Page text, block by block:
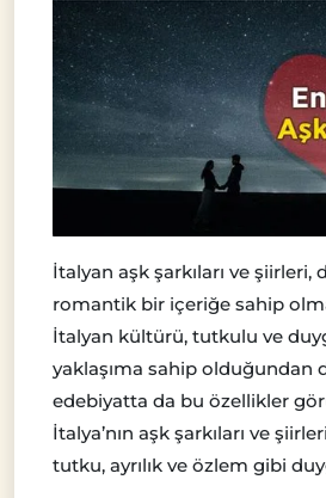
İtalyan aşk şarkıları ve şiirleri,
romantik bir içeriğe sahip
İtalyan kültürü, tutkulu ve
yaklaşıma sahip olduğundan
edebiyatta da bu özellikler
İtalya’nın aşk şarkıları ve
tutku, ayrılık ve özlem gibi